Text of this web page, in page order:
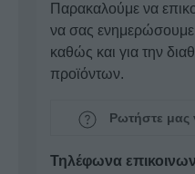
Παρακαλούμε να
να σας ενημερώσουμε
καθώς και για την
προϊόντων.
Ρωτήστε μας
Τηλέφωνα